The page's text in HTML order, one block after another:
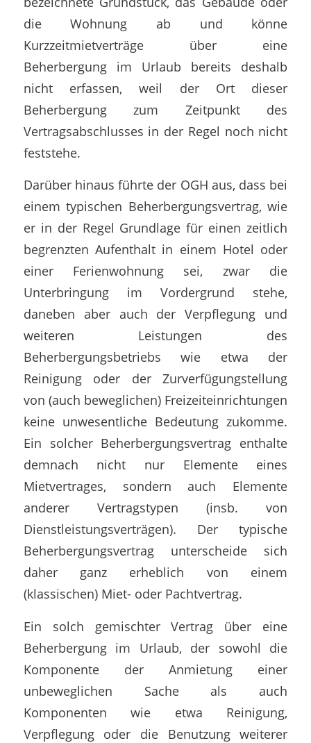
die Wohnung ab und könne
Kurzzeitmietverträge über eine
Beherbergung im Urlaub bereits deshalb
nicht erfassen, weil der Ort dieser
Beherbergung zum Zeitpunkt des
Vertragsabschlusses in der Regel noch nicht
feststehe.
Darüber hinaus führte der OGH aus, dass bei
einem typischen Beherbergungsvertrag, wie
er in der Regel Grundlage für einen zeitlich
begrenzten Aufenthalt in einem Hotel oder
einer Ferienwohnung sei, zwar die
Unterbringung im Vordergrund stehe,
daneben aber auch der Verpflegung und
weiteren Leistungen des
Beherbergungsbetriebs wie etwa der
Reinigung oder der Zurverfügungstellung
von (auch beweglichen) Freizeiteinrichtungen
keine unwesentliche Bedeutung zukomme.
Ein solcher Beherbergungsvertrag enthalte
demnach nicht nur Elemente eines
Mietvertrages, sondern auch Elemente
anderer Vertragstypen (insb. von
Dienstleistungsverträgen). Der typische
Beherbergungsvertrag unterscheide sich
daher ganz erheblich von einem
(klassischen) Miet- oder Pachtvertrag.
Ein solch gemischter Vertrag über eine
Beherbergung im Urlaub, der sowohl die
Komponente der Anmietung einer
unbeweglichen Sache als auch
Komponenten wie etwa Reinigung,
Verpflegung oder die Benutzung weiterer